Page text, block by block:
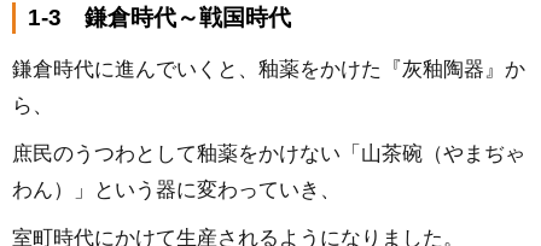
1-3 鎌倉時代～戦国時代
鎌倉時代に進んでいくと、釉薬をかけた『灰釉陶器』か
ら、
庶民のうつわとして釉薬をかけない「山茶碗（やまぢゃ
わん）」という器に変わっていき、
室町時代にかけて生産されるようになりました。